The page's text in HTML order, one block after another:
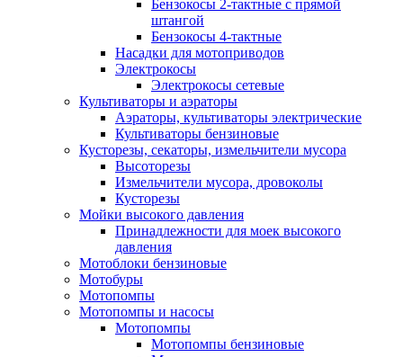
Бензокосы 2-тактные с прямой
штангой
Бензокосы 4-тактные
Насадки для мотоприводов
Электрокосы
Электрокосы сетевые
Культиваторы и аэраторы
Аэраторы, культиваторы электрические
Культиваторы бензиновые
Кусторезы, секаторы, измельчители мусора
Высоторезы
Измельчители мусора, дровоколы
Кусторезы
Мойки высокого давления
Принадлежности для моек высокого
давления
Мотоблоки бензиновые
Мотобуры
Мотопомпы
Мотопомпы и насосы
Мотопомпы
Мотопомпы бензиновые